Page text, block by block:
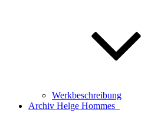
Werkbeschreibung
Archiv Helge Hommes